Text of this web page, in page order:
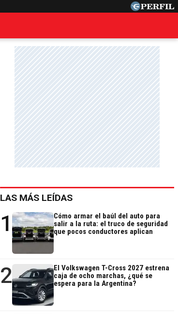
LAS MÁS LEÍDAS
1
Cómo armar el baúl del auto para
salir a la ruta: el truco de seguridad
que pocos conductores aplican
2
El Volkswagen T-Cross 2027 estrena
caja de ocho marchas, ¿qué se
espera para la Argentina?